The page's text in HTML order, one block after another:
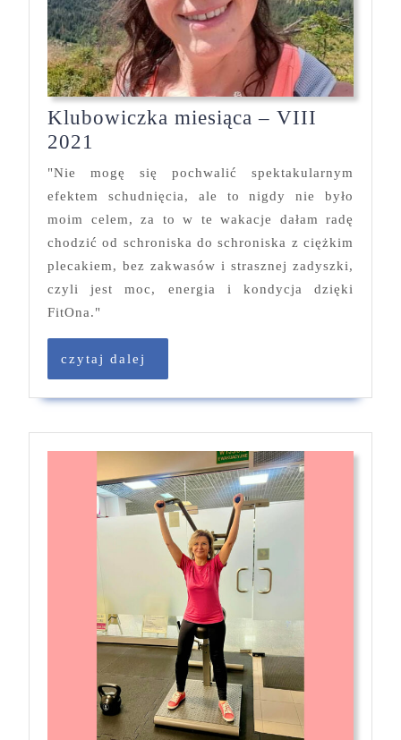
Klubowiczka miesiąca – VIII
2021
miesiąca
–
VIII
2021
"Nie mogę się pochwalić spektakularnym
efektem schudnięcia, ale to nigdy nie było
moim celem, za to w te wakacje dałam radę
chodzić od schroniska do schroniska z ciężkim
plecakiem, bez zakwasów i strasznej zadyszki,
czyli jest moc, energia i kondycja dzięki
FitOna."
czytaj dalej
dalej